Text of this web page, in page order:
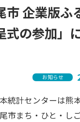
市 企業版ふ
式の参加」
お知らせ
統計センターは熊
市まち・ひと・し